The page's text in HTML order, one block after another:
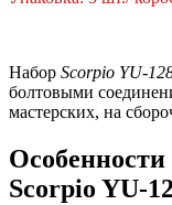
Набор Scorpio YU-
болтовыми
мастерских, на
Scorpio YU-